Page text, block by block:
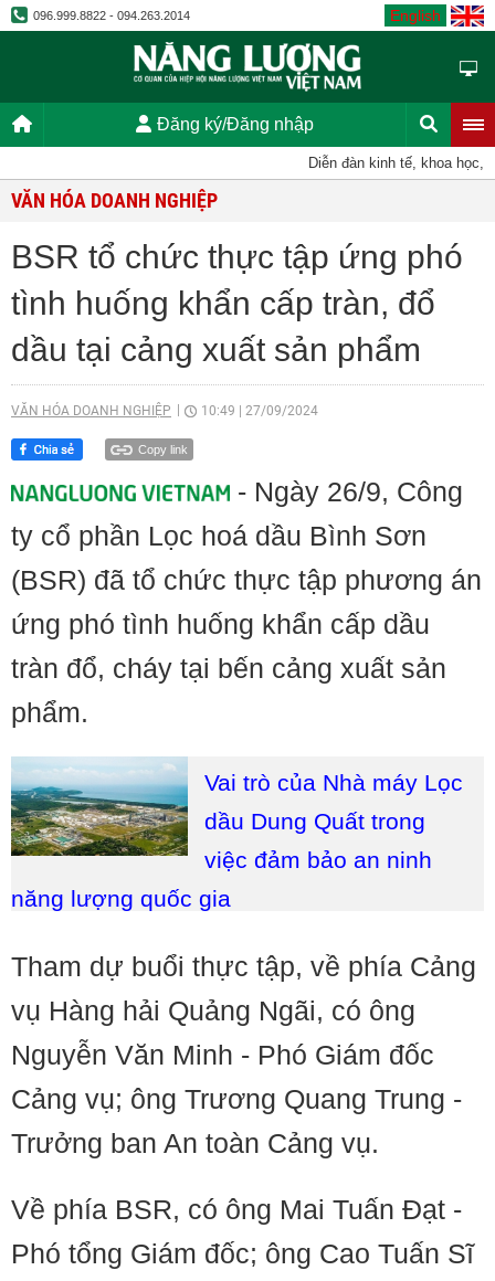
096.999.8822 - 094.263.2014 English
Đăng ký/Đăng nhập
Diễn đàn kinh tế, khoa học, kỹ
VĂN HÓA DOANH NGHIỆP
BSR tổ chức thực tập ứng phó
tình huống khẩn cấp tràn, đổ
dầu tại cảng xuất sản phẩm
VĂN HÓA DOANH NGHIỆP 10:49 27/09/2024
Copy link
- Ngày 26/9, Công
ty cổ phần Lọc hoá dầu Bình Sơn
(BSR) đã tổ chức thực tập phương án
ứng phó tình huống khẩn cấp dầu
tràn đổ, cháy tại bến cảng xuất sản
phẩm.
Vai trò của Nhà máy Lọc
dầu Dung Quất trong
việc đảm bảo an ninh
năng lượng quốc gia
Tham dự buổi thực tập, về phía Cảng
vụ Hàng hải Quảng Ngãi, có ông
Nguyễn Văn Minh - Phó Giám đốc
Cảng vụ; ông Trương Quang Trung -
Trưởng ban An toàn Cảng vụ.
Về phía BSR, có ông Mai Tuấn Đạt -
Phó tổng Giám đốc; ông Cao Tuấn Sĩ